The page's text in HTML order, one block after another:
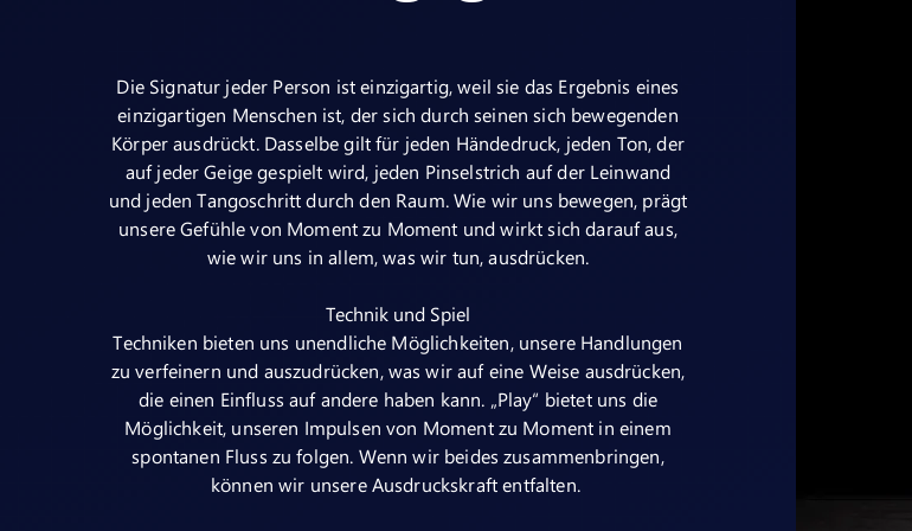
Die Signatur jeder Person ist einzigartig, weil sie das Ergebnis eines
einzigartigen Menschen ist, der sich durch seinen sich bewegenden
Körper ausdrückt. Dasselbe gilt für jeden Händedruck, jeden Ton, der
auf jeder Geige gespielt wird, jeden Pinselstrich auf der Leinwand
und jeden Tangoschritt durch den Raum. Wie wir uns bewegen, prägt
unsere Gefühle von Moment zu Moment und wirkt sich darauf aus,
wie wir uns in allem, was wir tun, ausdrücken.
Technik und Spiel
Techniken bieten uns unendliche Möglichkeiten, unsere Handlungen
zu verfeinern und auszudrücken, was wir auf eine Weise ausdrücken,
die einen Einfluss auf andere haben kann. „Play“ bietet uns die
Möglichkeit, unseren Impulsen von Moment zu Moment in einem
spontanen Fluss zu folgen. Wenn wir beides zusammenbringen,
können wir unsere Ausdruckskraft entfalten.